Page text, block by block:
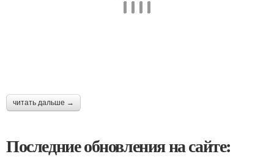
читать дальше →
Последние обновления на сайте: